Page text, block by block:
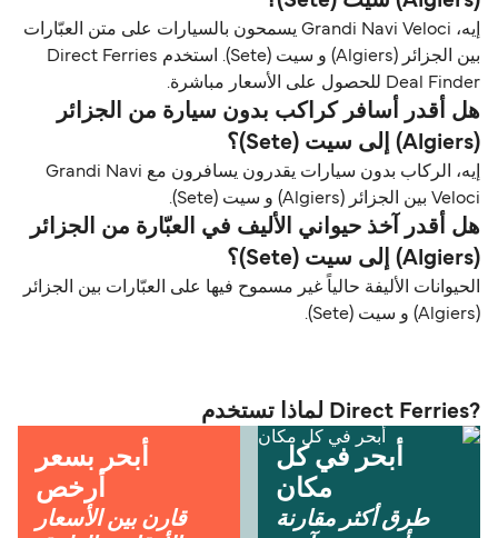
إيه، Grandi Navi Veloci يسمحون بالسيارات على متن العبّارات
بين الجزائر (Algiers) و سيت (Sete). استخدم Direct Ferries
Deal Finder للحصول على الأسعار مباشرة.
هل أقدر أسافر كراكب بدون سيارة من الجزائر
(Algiers) إلى سيت (Sete)؟
إيه، الركاب بدون سيارات يقدرون يسافرون مع Grandi Navi
Veloci بين الجزائر (Algiers) و سيت (Sete).
هل أقدر آخذ حيواني الأليف في العبّارة من الجزائر
(Algiers) إلى سيت (Sete)؟
الحيوانات الأليفة حالياً غير مسموح فيها على العبّارات بين الجزائر
(Algiers) و سيت (Sete).
?Direct Ferries لماذا تستخدم
أبحر في كل
مكان
طرق أكثر مقارنة
أبحر بسعر
أرخص
قارن بين الأسعار